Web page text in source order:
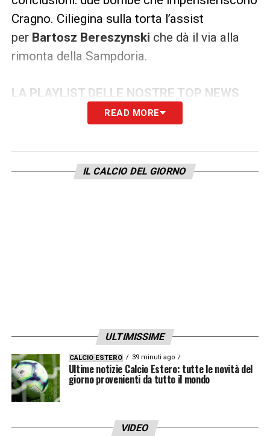
Cragno. Ciliegina sulla torta l’assist
per Bartosz Bereszynski che dà il via alla
rimonta della Sampdoria.
LA PLAYLIST DELLE NOSTRE TOP NEWS
READ MORE
IL CALCIO DEL GIORNO
ULTIMISSIME
CALCIO ESTERO 39 minuti ago
Ultime notizie Calcio Estero: tutte le novità del
giorno provenienti da tutto il mondo
VIDEO